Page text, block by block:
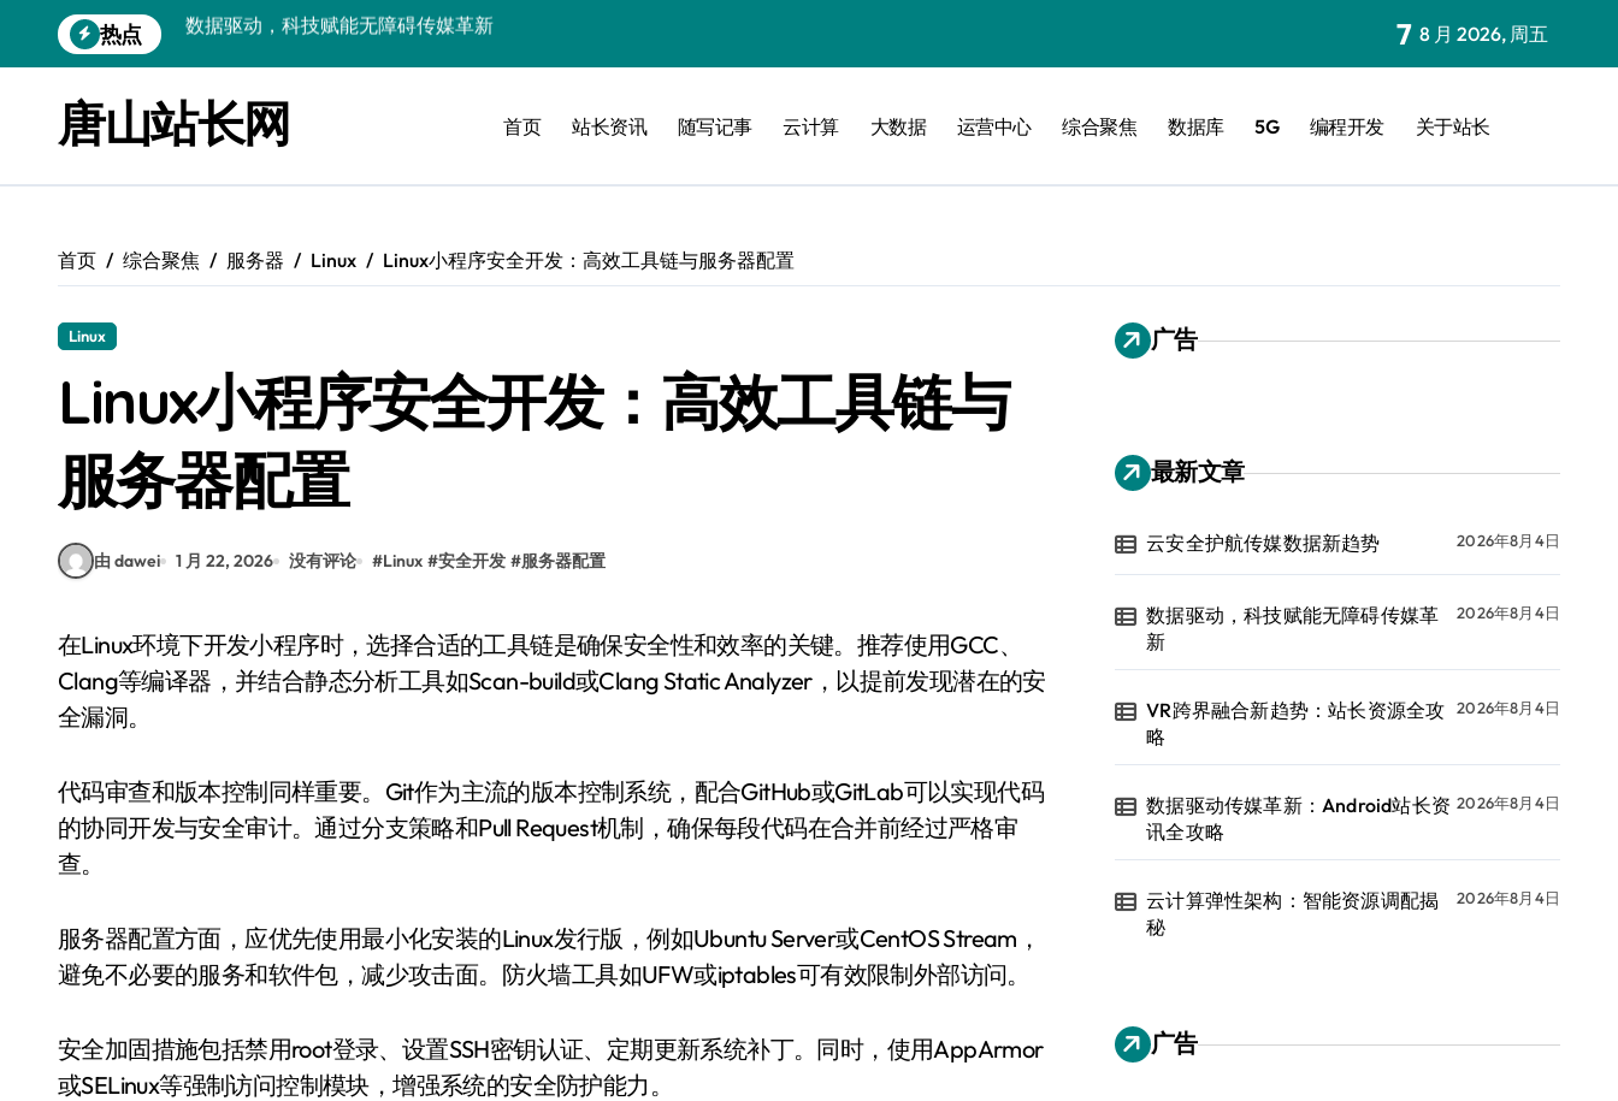
到
热点
VR跨界融合新趋势：站长资源全攻略
云计算弹性架构：智能资源调配揭秘
数据驱动传媒革新：交互优化实战解析
数据驱动下的传媒生态量子跃迁
数据驱动创新：科技赋能传媒增长
云安全护航传媒数据新趋势
7 8 月 2026, 周五
唐山站长网 首页 站长资讯 随写记事 云计算 大数据 运营中心 综合聚焦 数据库 5G 编程开发 关于站长
首页 综合聚焦 服务器 Linux Linux小程序安全开发：高效工具链与服务器配置
Linux
Linux小程序安全开发：高效工具链与
服务器配置
由 dawei 1 月 22, 2026 没有评论 #Linux #安全开发 #服务器配置
在Linux环境下开发小程序时，选择合适的工具链是确保安全性和效率的关键。推荐使用GCC、
Clang等编译器，并结合静态分析工具如Scan-build或Clang Static Analyzer，以提前发现潜在的安
全漏洞。
代码审查和版本控制同样重要。Git作为主流的版本控制系统，配合GitHub或GitLab可以实现代码
的协同开发与安全审计。通过分支策略和Pull Request机制，确保每段代码在合并前经过严格审
查。
服务器配置方面，应优先使用最小化安装的Linux发行版，例如Ubuntu Server或CentOS Stream，
避免不必要的服务和软件包，减少攻击面。防火墙工具如UFW或iptables可有效限制外部访问。
安全加固措施包括禁用root登录、设置SSH密钥认证、定期更新系统补丁。同时，使用AppArmor
或SELinux等强制访问控制模块，增强系统的安全防护能力。
广告
最新文章
云安全护航传媒数据新趋势 2026年8月4日
数据驱动，科技赋能无障碍传媒革
新
2026年8月4日
VR跨界融合新趋势：站长资源全攻
略
2026年8月4日
数据驱动传媒革新：Android站长资
讯全攻略
2026年8月4日
云计算弹性架构：智能资源调配揭
秘
2026年8月4日
广告